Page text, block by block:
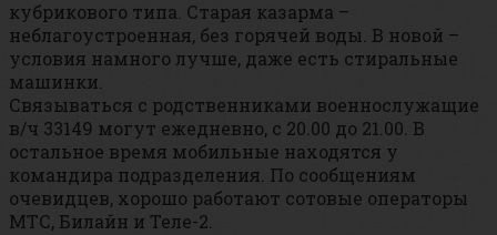
кубрикового типа. Старая казарма –
неблагоустроенная, без горячей воды. В новой –
условия намного лучше, даже есть стиральные
машинки.
Связываться с родственниками военнослужащие
в/ч 33149 могут ежедневно, с 20.00 до 21.00. В
остальное время мобильные находятся у
командира подразделения. По сообщениям
очевидцев, хорошо работают сотовые операторы
МТС, Билайн и Теле-2.